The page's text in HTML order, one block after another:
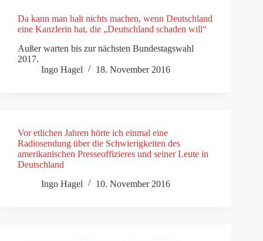
Da kann man halt nichts machen, wenn Deutschland
eine Kanzlerin hat, die „Deutschland schaden will“
Außer warten bis zur nächsten Bundestagswahl
2017.
Ingo Hagel
18. November 2016
Vor etlichen Jahren hörte ich einmal eine
Radiosendung über die Schwierigkeiten des
amerikanischen Presseoffizieres und seiner Leute in
Deutschland
Ingo Hagel
10. November 2016